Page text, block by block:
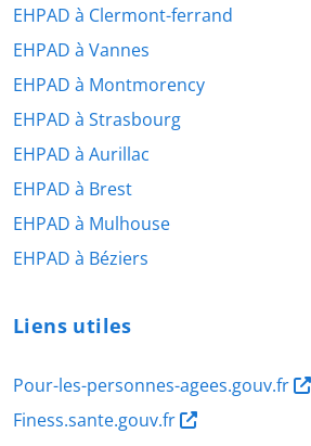
EHPAD à Clermont-ferrand
EHPAD à Vannes
EHPAD à Montmorency
EHPAD à Strasbourg
EHPAD à Aurillac
EHPAD à Brest
EHPAD à Mulhouse
EHPAD à Béziers
Liens utiles
Pour-les-personnes-agees.gouv.fr
Finess.sante.gouv.fr